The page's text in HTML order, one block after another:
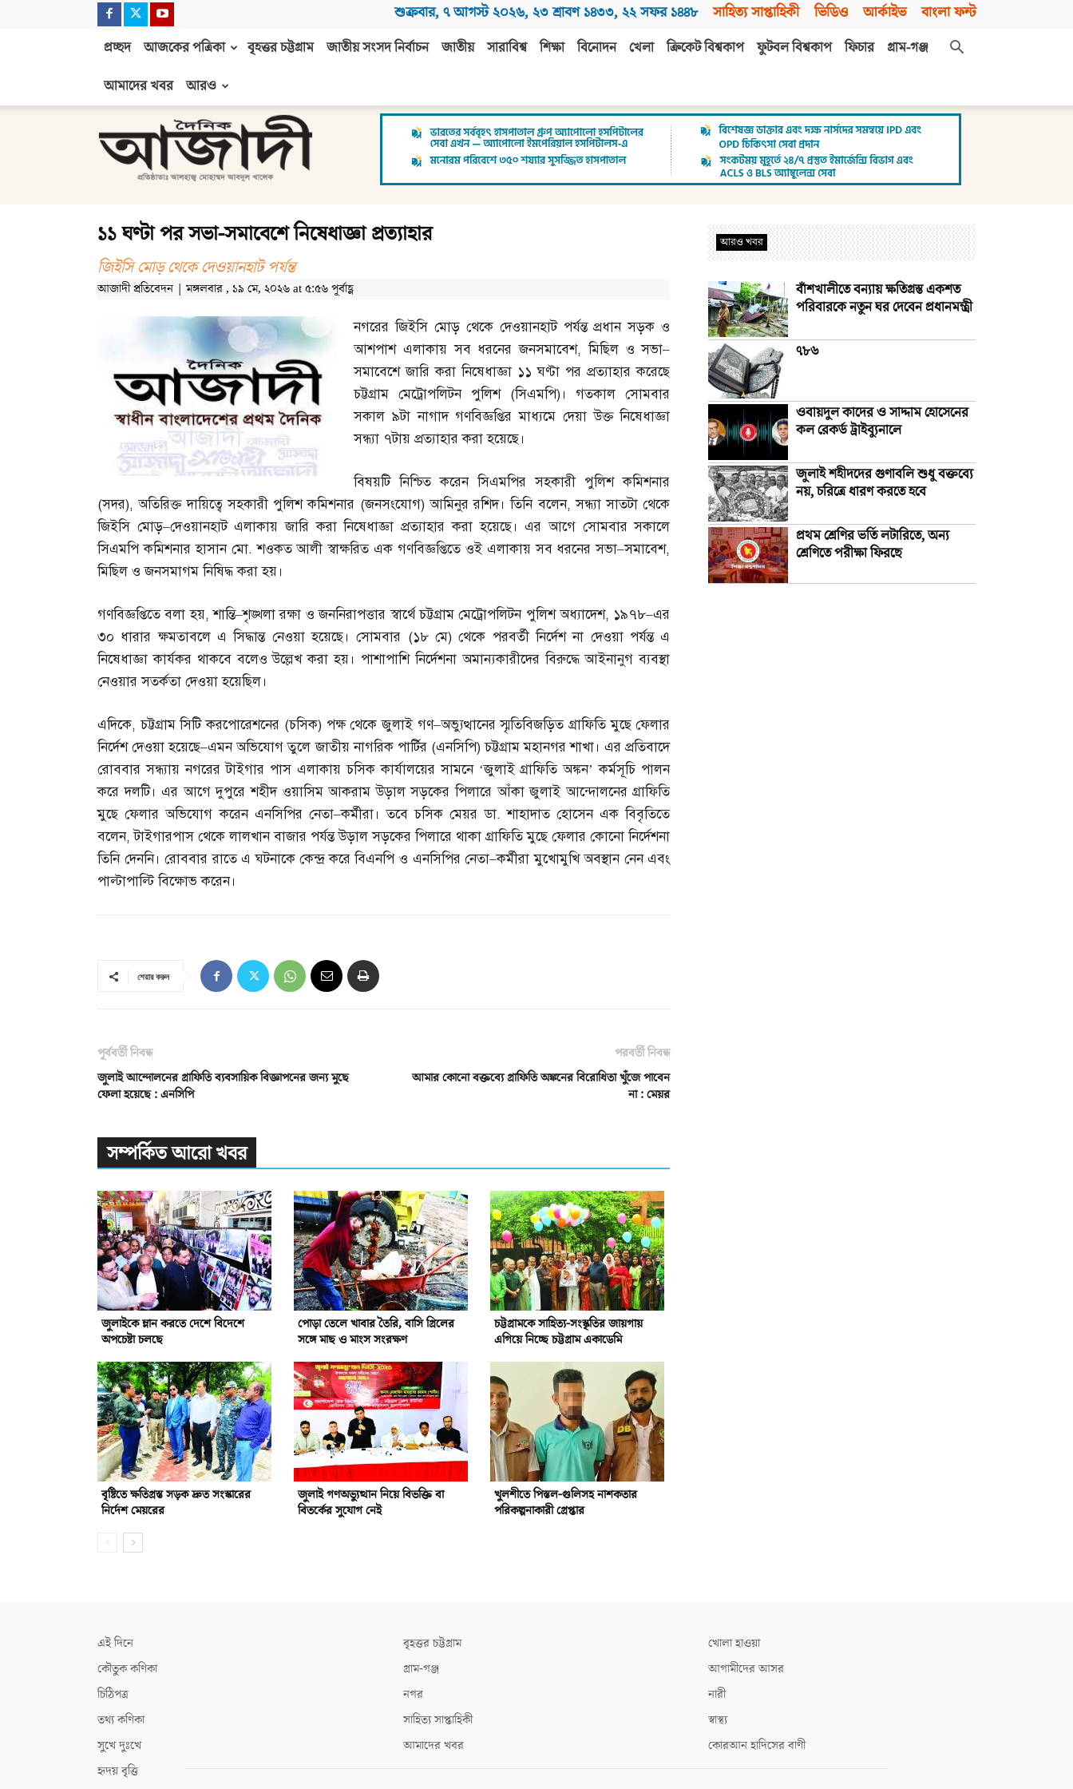
শুক্রবার, ৭ আগস্ট ২০২৬, ২৩ শ্রাবণ ১৪৩৩, ২২ সফর ১৪৪৮ সাহিত্য সাপ্তাহিকী ভিডিও আর্কাইভ বাংলা ফন্ট
প্রচ্ছদ আজকের পত্রিকা বৃহত্তর চট্টগ্রাম জাতীয় সংসদ নির্বাচন জাতীয় সারাবিশ্ব শিক্ষা বিনোদন খেলা ক্রিকেট বিশ্বকাপ ফুটবল বিশ্বকাপ ফিচার
গ্রাম-গঞ্জ
আমাদের খবর
আরও
আজাদী
১১ ঘণ্টা পর সভা-সমাবেশে নিষেধাজ্ঞা প্রত্যাহার
জিইসি মোড় থেকে দেওয়ানহাট পর্যন্ত
আজাদী প্রতিবেদন | মঙ্গলবার , ১৯ মে, ২০২৬ at ৫:৫৬ পূর্বাহ্ণ
নগরের জিইসি মোড় থেকে দেওয়ানহাট পর্যন্ত প্রধান সড়ক ও
আশপাশ এলাকায় সব ধরনের জনসমাবেশ,মিছিল ও সভা–
সমাবেশে জারি করা নিষেধাজ্ঞা ১১ ঘণ্টা পর প্রত্যাহার করেছে
চট্টগ্রাম মেট্রোপলিটন পুলিশ (সিএমপি)। গতকাল সোমবার
সকাল ৯টা নাগাদ গণবিজ্ঞপ্তির মাধ্যমে দেয়া উক্ত নিষেধাজ্ঞা
সন্ধ্যা ৭টায় প্রত্যাহার করা হয়েছে।
বিষয়টি নিশ্চিত করেন সিএমপির সহকারী পুলিশ কমিশনার
(সদর),অতিরিক্ত দায়িত্বে সহকারী পুলিশ কমিশনার (জনসংযোগ)আমিনুর রশিদ। তিনি বলেন,সন্ধ্যা সাতটা থেকে
জিইসি মোড়–দেওয়ানহাট এলাকায় জারি করা নিষেধাজ্ঞা প্রত্যাহার করা হয়েছে। এর আগে সোমবার সকালে
সিএমপি কমিশনার হাসান মো.শওকত আলী স্বাক্ষরিত এক গণবিজ্ঞপ্তিতে ওই এলাকায় সব ধরনের সভা–সমাবেশ,
মিছিল ও জনসমাগম নিষিদ্ধ করা হয়।
গণবিজ্ঞপ্তিতে বলা হয়,শান্তি–শৃঙ্খলা রক্ষা ও জননিরাপত্তার স্বার্থে চট্টগ্রাম মেট্রোপলিটন পুলিশ অধ্যাদেশ, ১৯৭৮–এর
৩০ ধারার ক্ষমতাবলে এ সিদ্ধান্ত নেওয়া হয়েছে। সোমবার (১৮ মে)থেকে পরবর্তী নির্দেশ না দেওয়া পর্যন্ত এ
নিষেধাজ্ঞা কার্যকর থাকবে বলেও উল্লেখ করা হয়। পাশাপাশি নির্দেশনা অমান্যকারীদের বিরুদ্ধে আইনানুগ ব্যবস্থা
নেওয়ার সতর্কতা দেওয়া হয়েছিল।
এদিকে,চট্টগ্রাম সিটি করপোরেশনের (চসিক) পক্ষ থেকে জুলাই গণ–অভ্যুত্থানের স্মৃতিবিজড়িত গ্রাফিতি মুছে ফেলার
নির্দেশ দেওয়া হয়েছে–এমন অভিযোগ তুলে জাতীয় নাগরিক পার্টির (এনসিপি)চট্টগ্রাম মহানগর শাখা। এর প্রতিবাদে
রোববার সন্ধ্যায় নগরের টাইগার পাস এলাকায় চসিক কার্যালয়ের সামনে ‘জুলাই গ্রাফিতি অঙ্কন’ কর্মসূচি পালন
করে দলটি। এর আগে দুপুরে শহীদ ওয়াসিম আকরাম উড়াল সড়কের পিলারে আঁকা জুলাই আন্দোলনের গ্রাফিতি
মুছে ফেলার অভিযোগ করেন এনসিপির নেতা–কর্মীরা। তবে চসিক মেয়র ডা.শাহাদাত হোসেন এক বিবৃতিতে
বলেন,টাইগারপাস থেকে লালখান বাজার পর্যন্ত উড়াল সড়কের পিলারে থাকা গ্রাফিতি মুছে ফেলার কোনো নির্দেশনা
তিনি দেননি। রোববার রাতে এ ঘটনাকে কেন্দ্র করে বিএনপি ও এনসিপির নেতা–কর্মীরা মুখোমুখি অবস্থান নেন এবং
পাল্টাপাল্টি বিক্ষোভ করেন।
শেয়ার করুন
পূর্ববর্তী নিবন্ধ
জুলাই আন্দোলনের গ্রাফিতি ব্যবসায়িক বিজ্ঞাপনের জন্য মুছে
ফেলা হয়েছে : এনসিপি
পরবর্তী নিবন্ধ
আমার কোনো বক্তব্যে গ্রাফিতি অঙ্কনের বিরোধিতা খুঁজে পাবেন
না : মেয়র
সম্পর্কিত আরো খবর
জুলাইকে ম্লান করতে দেশে বিদেশে
অপচেষ্টা চলছে
পোড়া তেলে খাবার তৈরি, বাসি গ্রিলের
সঙ্গে মাছ ও মাংস সংরক্ষণ
চট্টগ্রামকে সাহিত্য-সংস্কৃতির জায়গায়
এগিয়ে নিচ্ছে চট্টগ্রাম একাডেমি
বৃষ্টিতে ক্ষতিগ্রস্ত সড়ক দ্রুত সংস্কারের
নির্দেশ মেয়রের
জুলাই গণঅভ্যুত্থান নিয়ে বিভক্তি বা
বিতর্কের সুযোগ নেই
খুলশীতে পিস্তল-গুলিসহ নাশকতার
পরিকল্পনাকারী গ্রেপ্তার
আরও খবর
বাঁশখালীতে বন্যায় ক্ষতিগ্রস্ত একশত
পরিবারকে নতুন ঘর দেবেন প্রধানমন্ত্রী
৭৮৬
ওবায়দুল কাদের ও সাদ্দাম হোসেনের
কল রেকর্ড ট্রাইব্যুনালে
জুলাই শহীদদের গুণাবলি শুধু বক্তব্যে
নয়, চরিত্রে ধারণ করতে হবে
প্রথম শ্রেণির ভর্তি লটারিতে, অন্য
শ্রেণিতে পরীক্ষা ফিরছে
এই দিনে
কৌতুক কণিকা
চিঠিপত্র
তথ্য কণিকা
সুখে দুঃখে
হৃদয় বৃত্তি
বৃহত্তর চট্টগ্রাম
গ্রাম-গঞ্জ
নগর
সাহিত্য সাপ্তাহিকী
আমাদের খবর
খোলা হাওয়া
আগামীদের আসর
নারী
স্বাস্থ্য
কোরআন হাদিসের বাণী